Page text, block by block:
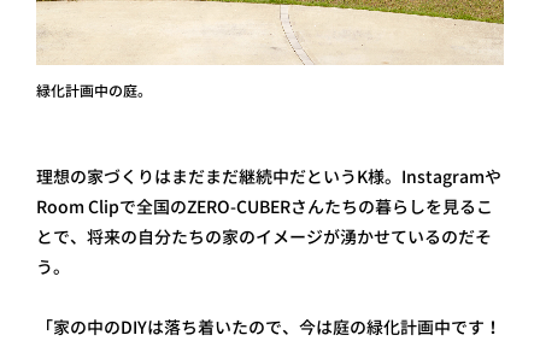
緑化計画中の庭。
理想の家づくりはまだまだ継続中だというK様。Instagramや
Room Clipで全国のZERO-CUBERさんたちの暮らしを見るこ
とで、将来の自分たちの家のイメージが湧かせているのだそ
う。
「家の中のDIYは落ち着いたので、今は庭の緑化計画中です！